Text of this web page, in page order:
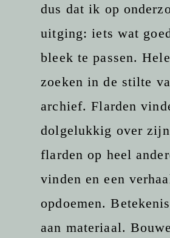
dus dat ik op
uitging: iets wat
bleek te passen.
zoeken in de stilte
archief. Flarden
dolgelukkig over
flarden op heel
vinden en een
opdoemen.
aan materiaal.